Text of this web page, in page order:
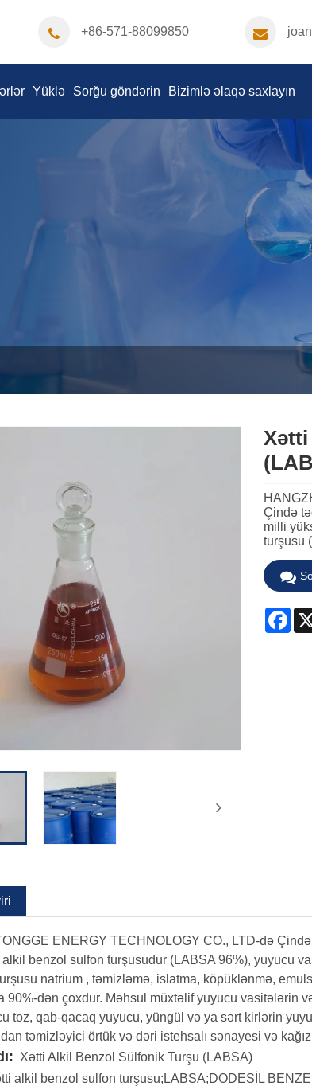
+86-571-88099850
Yüklə Sorğu göndərin Bizimlə əlaqə saxlayın
Çində
milli
turşusu
ENERGY TECHNOLOGY CO., LTD-də
benzol sulfon turşusudur (LABSA 96%), yuyucu
natrium , təmizləmə, islatma, köpüklənmə,
90%-dən çoxdur. Məhsul müxtəlif yuyucu vasitələrin
toz, qab-qacaq yuyucu, yüngül və ya sərt kirlərin
təmizləyici örtük və dəri istehsalı sənayesi və
Xətti Alkil Benzol Sülfonik Turşu (LABSA)
alkil benzol sulfon turşusu;LABSA;DODESİL